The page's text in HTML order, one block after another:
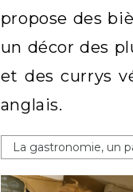
propose des
un décor des
et des currys
anglais.
La gastronomie, un